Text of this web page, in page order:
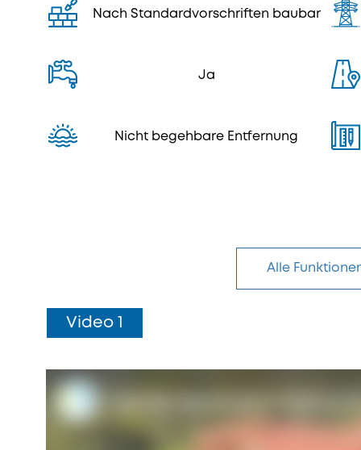
Nach Standardvorschriften baubar
Ja
Nicht begehbare Entfernung
Alle
Video 1